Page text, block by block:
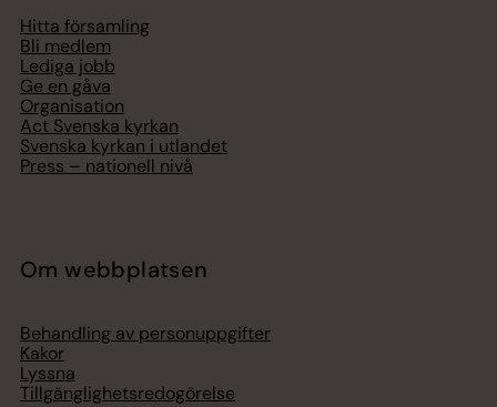
Hitta församling
Bli medlem
Lediga jobb
Ge en gåva
Organisation
Act Svenska kyrkan
Svenska kyrkan i utlandet
Press – nationell nivå
Om webbplatsen
Behandling av personuppgifter
Kakor
Lyssna
Tillgänglighetsredogörelse